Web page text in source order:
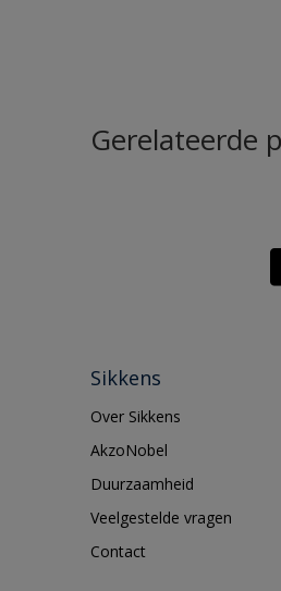
Gerelateerde
Sikkens
Over Sikkens
AkzoNobel
Duurzaamheid
Veelgestelde vragen
Contact